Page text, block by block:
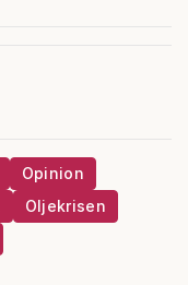
Opinion
Oljekrisen